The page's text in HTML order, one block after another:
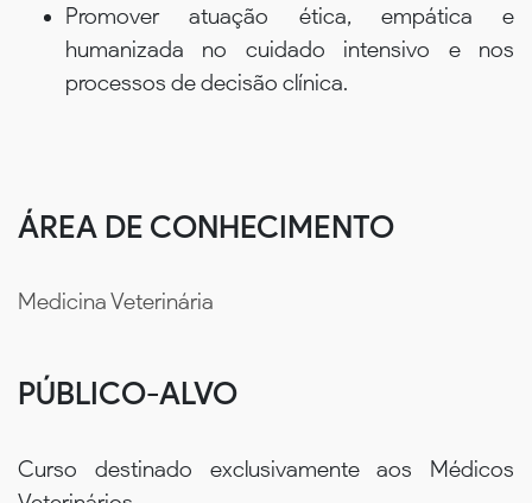
Promover atuação ética, empática e
humanizada no cuidado intensivo e nos
processos de decisão clínica.
ÁREA DE CONHECIMENTO
Medicina Veterinária
PÚBLICO-ALVO
Curso destinado exclusivamente aos Médicos